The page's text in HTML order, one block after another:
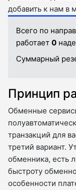
добавить к нам в
Всего по
работает 0
Суммарный
Принцип
Обменные
транзакций для
третий вариант.
обменника, есть
быстроту
особенности